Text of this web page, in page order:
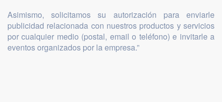
Asimismo, solicitamos su autorización para enviarle
publicidad relacionada con nuestros productos y servicios
por cualquier medio (postal, email o teléfono) e invitarle a
eventos organizados por la empresa.”